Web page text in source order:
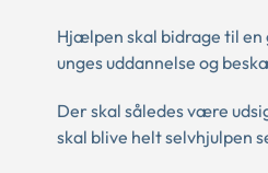
Hjælpen skal bidrage til
unges uddannelse og
Der skal således være
skal blive helt selvhjulpen